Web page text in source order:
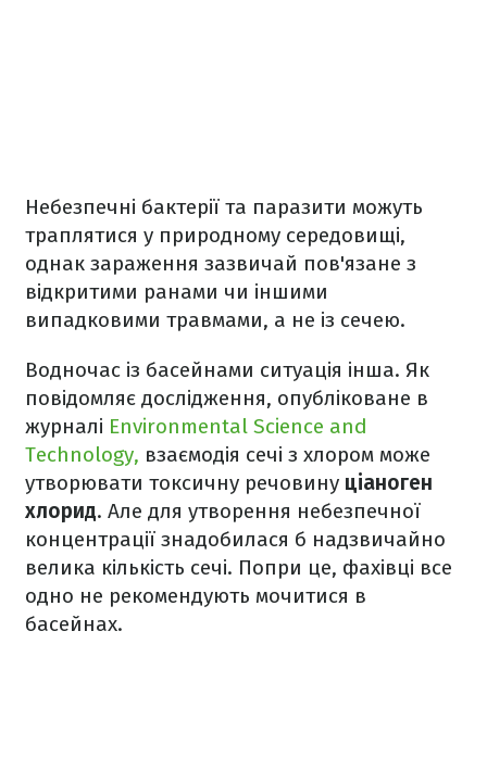
Небезпечні бактерії та паразити можуть
траплятися у природному середовищі,
однак зараження зазвичай пов'язане з
відкритими ранами чи іншими
випадковими травмами, а не із сечею.
Водночас із басейнами ситуація інша. Як
повідомляє дослідження, опубліковане в
журналі Environmental Science and
Technology, взаємодія сечі з хлором може
утворювати токсичну речовину ціаноген
хлорид. Але для утворення небезпечної
концентрації знадобилася б надзвичайно
велика кількість сечі. Попри це, фахівці все
одно не рекомендують мочитися в
басейнах.